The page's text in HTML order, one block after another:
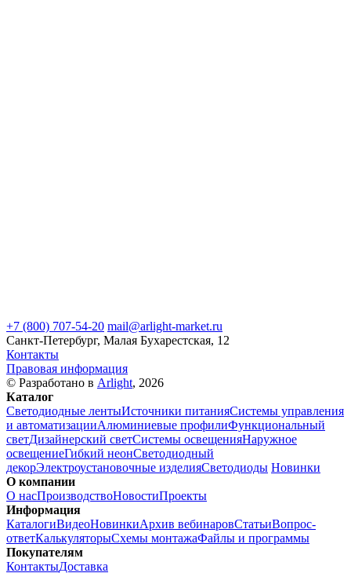
+7 (800) 707-54-20 mail@arlight-market.ru
Санкт-Петербург, Малая Бухарестская, 12
Контакты
Правовая информация
© Разработано в Arlight, 2026
Каталог
Светодиодные лентыИсточники питанияСистемы управления
и автоматизацииАлюминиевые профилиФункциональный
светДизайнерский светСистемы освещенияНаружное
освещениеГибкий неонСветодиодный
декорЭлектроустановочные изделияСветодиоды Новинки
О компании
О насПроизводствоНовостиПроекты
Информация
КаталогиВидеоНовинкиАрхив вебинаровСтатьиВопрос-
ответКалькуляторыСхемы монтажаФайлы и программы
Покупателям
КонтактыДоставка